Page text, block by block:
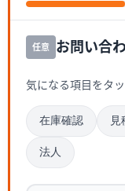
任意 お問い合
気になる項目をタ
在庫確認 見
法人